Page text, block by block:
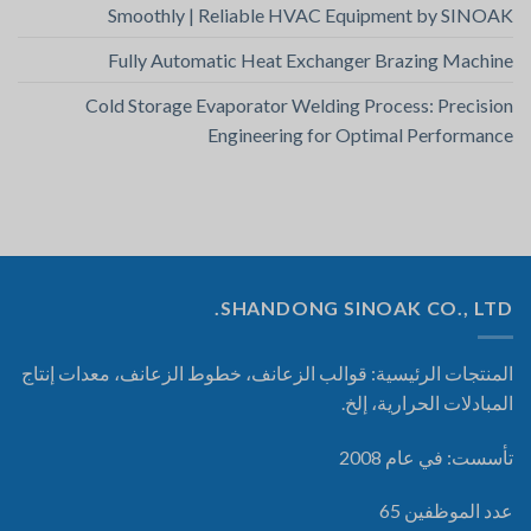
Smoothly | Reliable HVAC Equipment by SINOAK
Fully Automatic Heat Exchanger Brazing Machine
Cold Storage Evaporator Welding Process: Precision
Engineering for Optimal Performance
SHANDONG SINOAK CO., LTD.
المنتجات الرئيسية: قوالب الزعانف، خطوط الزعانف، معدات إنتاج
المبادلات الحرارية، إلخ.
تأسست: في عام 2008
عدد الموظفين 65